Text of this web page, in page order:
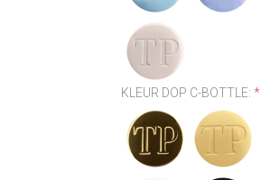
KLEUR DOP C-BOTTLE:*